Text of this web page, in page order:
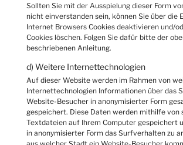
Sollten Sie mit der Ausspielung dieser Form
nicht einverstanden sein, können Sie über die
Internet Browsers Cookies deaktivieren und/
Cookies löschen. Folgen Sie dafür bitte der
beschriebenen Anleitung.
d) Weitere Internettechnologien
Auf dieser Website werden im Rahmen von
Internettechnologien Informationen über das
Website-Besucher in anonymisierter Form
gespeichert. Diese Daten werden mithilfe von
Textdateien auf Ihrem Computer gespeichert
in anonymisierter Form das Surfverhalten zu